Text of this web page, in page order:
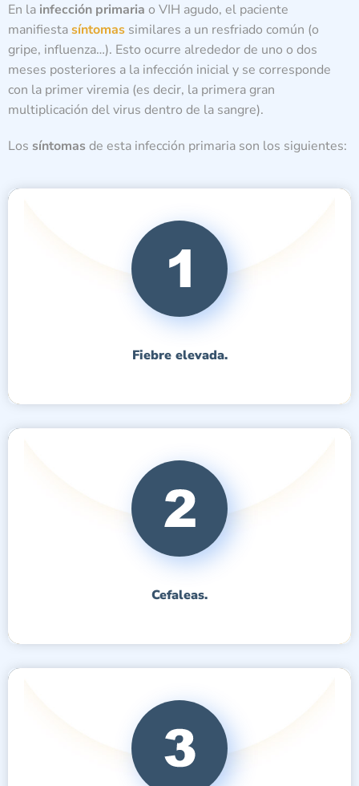
En la infección primaria o VIH agudo, el paciente
manifiestasíntomas similares a un resfriado común (o
gripe, influenza…). Esto ocurre alrededor de uno o dos
meses posteriores a la infección inicial y se corresponde
con la primer viremia (es decir, la primera gran
multiplicación del virus dentro de la sangre).
Los síntomas de esta infección primaria son los siguientes:
Fiebre elevada.
Cefaleas.